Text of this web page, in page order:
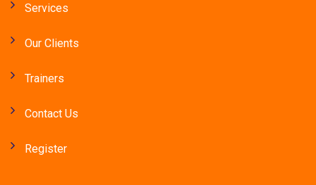
Services
Our Clients
Trainers
Contact Us
Register